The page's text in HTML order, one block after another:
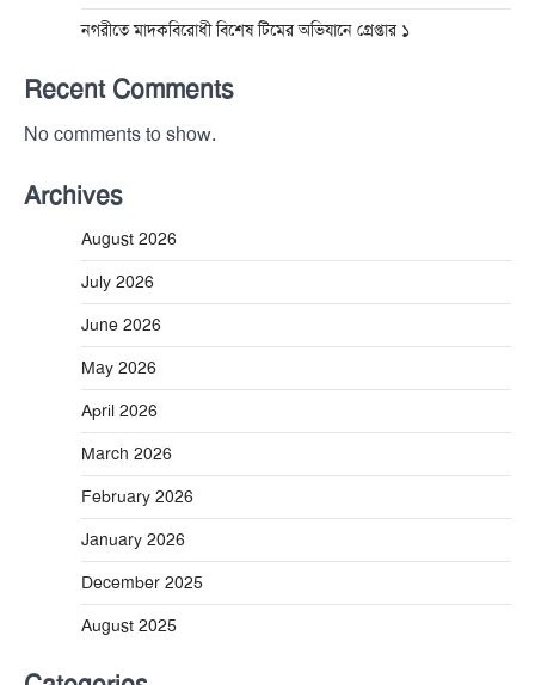
নগরীতে মাদকবিরোধী বিশেষ টিমের অভিযানে গ্রেপ্তার ১
Recent Comments
No comments to show.
Archives
August 2026
July 2026
June 2026
May 2026
April 2026
March 2026
February 2026
January 2026
December 2025
August 2025